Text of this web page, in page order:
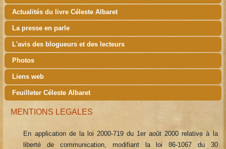
Actualités du livre Céleste Albaret
La presse en parle
L'avis des blogueurs et des lecteurs
Photos
Liens web
Feuilleter Céleste Albaret
MENTIONS LEGALES
En application de la loi 2000-719 du 1er août 2000 relative à la
liberté de communication, modifiant la loi 86-1067 du 30